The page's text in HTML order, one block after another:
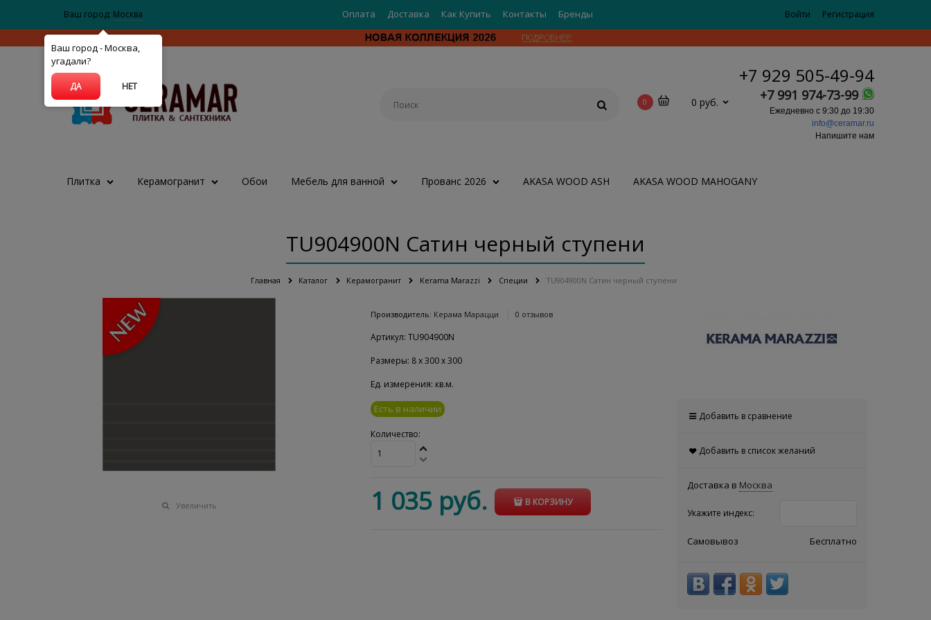
Ваш город: Москва Оплата Доставка Как Купить Контакты Бренды Войти Регистрация
0 0 руб.
+7 929 505-49-94
+7 991 974-73-99
Ежедневно с 9:30 до 19:30
info@ceramar.ru
Напишите нам
Плитка Керамогранит Обои Мебель для ванной Прованс 2026 AKASA WOOD ASH AKASA WOOD MAHOGANY
TU904900N Сатин черный ступени
Главная Каталог Керамогранит Kerama Marazzi Специи TU904900N Сатин черный ступени
Увеличить
Производитель: Керама Марацци 0 отзывов
Артикул: TU904900N
Размеры: 8x300x300
Ед. измерения: кв.м.
Есть в наличии
Количество:
1 035 руб. В КОРЗИНУ
Добавить в сравнение
Добавить в список желаний
Доставка в Москва
Укажите индекс:
Самовывоз Бесплатно
Ваш город - Москва,
угадали?
ДА НЕТ